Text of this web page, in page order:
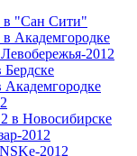
в "Сан Сити"
Академгородке
2012
Бердске
Академгородке
в Новосибирске
2012
2012